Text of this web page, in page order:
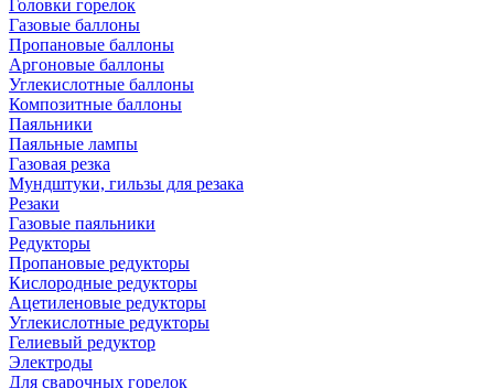
Головки горелок
Газовые баллоны
Пропановые баллоны
Аргоновые баллоны
Углекислотные баллоны
Композитные баллоны
Паяльники
Паяльные лампы
Газовая резка
Мундштуки, гильзы для резака
Резаки
Газовые паяльники
Редукторы
Пропановые редукторы
Кислородные редукторы
Ацетиленовые редукторы
Углекислотные редукторы
Гелиевый редуктор
Электроды
Для сварочных горелок